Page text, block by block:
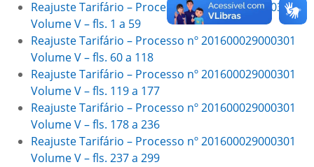
Reajuste Tarifário – Processo nº 201600029000301
Volume V – fls. 1 a 59
Reajuste Tarifário – Processo nº 201600029000301
Volume V – fls. 60 a 118
Reajuste Tarifário – Processo nº 201600029000301
Volume V – fls. 119 a 177
Reajuste Tarifário – Processo nº 201600029000301
Volume V – fls. 178 a 236
Reajuste Tarifário – Processo nº 201600029000301
Volume V – fls. 237 a 299